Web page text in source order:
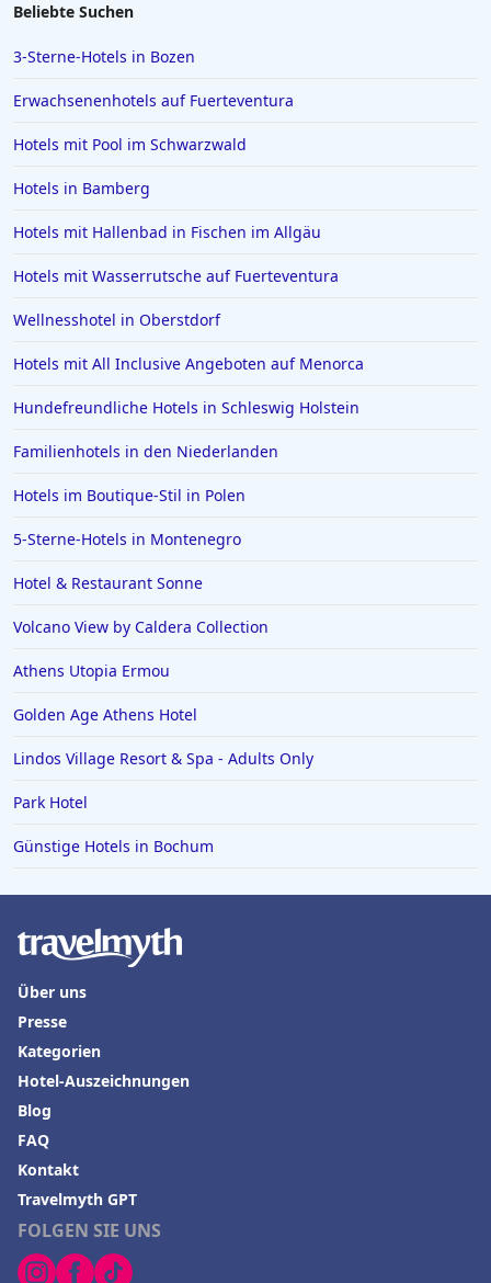
Beliebte Suchen
3-Sterne-Hotels in Bozen
Erwachsenenhotels auf Fuerteventura
Hotels mit Pool im Schwarzwald
Hotels in Bamberg
Hotels mit Hallenbad in Fischen im Allgäu
Hotels mit Wasserrutsche auf Fuerteventura
Wellnesshotel in Oberstdorf
Hotels mit All Inclusive Angeboten auf Menorca
Hundefreundliche Hotels in Schleswig Holstein
Familienhotels in den Niederlanden
Hotels im Boutique-Stil in Polen
5-Sterne-Hotels in Montenegro
Hotel & Restaurant Sonne
Volcano View by Caldera Collection
Athens Utopia Ermou
Golden Age Athens Hotel
Lindos Village Resort & Spa - Adults Only
Park Hotel
Günstige Hotels in Bochum
FOLGEN SIE UNS
Über uns
Presse
Kategorien
Hotel-Auszeichnungen
Blog
FAQ
Kontakt
Travelmyth GPT